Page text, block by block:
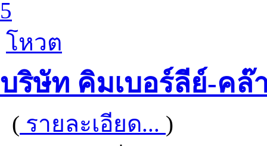
5
โหวต
บริษัท คิมเบอร์ลีย์-คล๊
( รายละเอียด... )